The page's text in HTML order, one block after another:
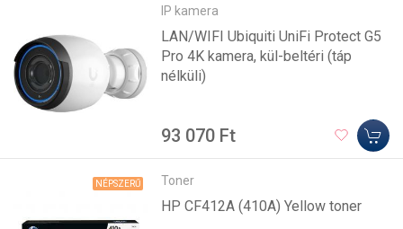
IP kamera
LAN/WIFI Ubiquiti UniFi Protect G5
Pro 4K kamera, kül-beltéri (táp
nélküli)
93 070 Ft
NÉPSZERŰ Toner
HP CF412A (410A) Yellow toner